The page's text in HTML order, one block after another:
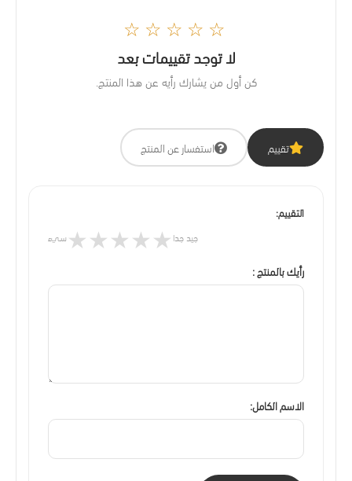
☆☆☆☆☆
لا توجد تقييمات بعد
كن أول من يشارك رأيه عن هذا المنتج.
تقييم استفسار عن المنتج
التقييم:
سيء ★★★★★ جيد جدا
رأيك بالمنتج :
الاسم الكامل: